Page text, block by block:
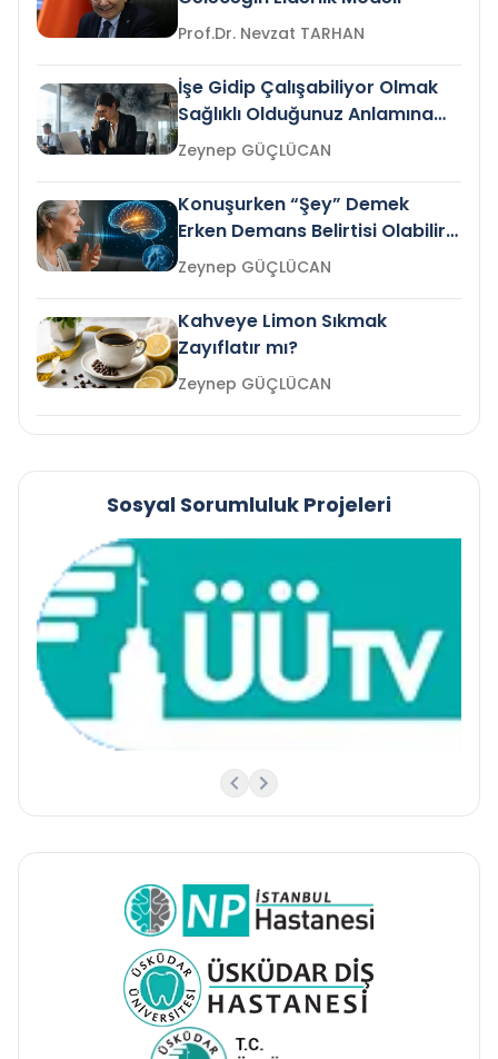
Prof.Dr. Nevzat TARHAN
İşe Gidip Çalışabiliyor Olmak
Sağlıklı Olduğunuz Anlamına
Gelir mi?Zeynep GÜÇLÜCAN
Konuşurken “Şey” Demek
Erken Demans Belirtisi Olabilir
mi?
Zeynep GÜÇLÜCAN
Kahveye Limon Sıkmak
Zayıflatır mı?
Zeynep GÜÇLÜCAN
Sosyal Sorumluluk Projeleri